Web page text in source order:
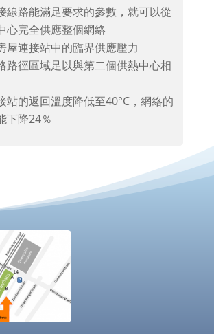
心完全供應整個網絡
房屋連接站中的臨界供應壓力
下降24％